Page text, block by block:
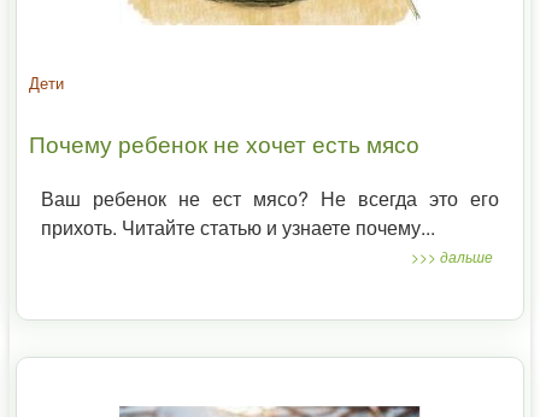
Дети
Почему ребенок не хочет есть мясо
Ваш ребенок не ест мясо? Не всегда это его
прихоть. Читайте статью и узнаете почему...
>>> дальше